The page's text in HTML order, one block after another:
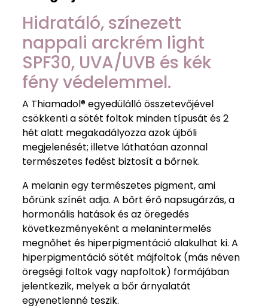
Hidratáló, színezett
nappali arckrém light
SPF30, UVA/UVB és kék
fény védelemmel.
A Thiamadol® egyedülálló összetevőjével
csökkenti a sötét foltok minden típusát és 2
hét alatt megakadályozza azok újbóli
megjelenését; illetve láthatóan azonnal
természetes fedést biztosít a bőrnek.
A melanin egy természetes pigment, ami
bőrünk színét adja. A bőrt érő napsugárzás, a
hormonális hatások és az öregedés
következményeként a melanintermelés
megnőhet és hiperpigmentáció alakulhat ki. A
hiperpigmentáció sötét májfoltok (más néven
öregségi foltok vagy napfoltok) formájában
jelentkezik, melyek a bőr árnyalatát
egyenetlenné teszik.